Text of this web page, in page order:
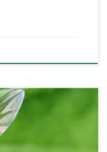
sont aussi des
hyménoptères. Le